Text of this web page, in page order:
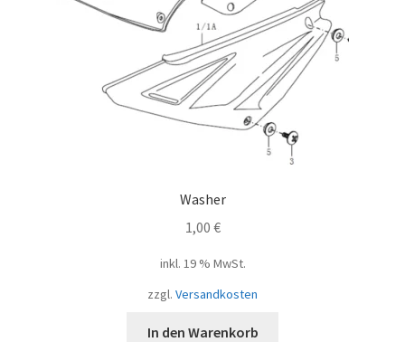
Washer
1,00 €
inkl. 19 % MwSt.
zzgl. Versandkosten
In den Warenkorb